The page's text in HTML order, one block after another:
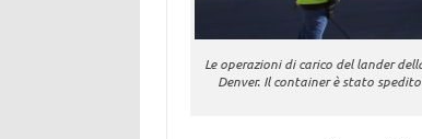
Le operazioni di carico del lander
Denver. Il container è stato